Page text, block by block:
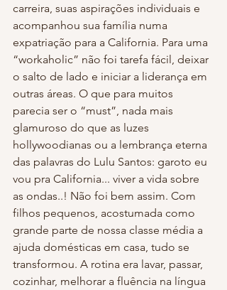
carreira, suas aspirações individuais e
acompanhou sua família numa
expatriação para a California. Para uma
“workaholic” não foi tarefa fácil, deixar
o salto de lado e iniciar a liderança em
outras áreas. O que para muitos
parecia ser o “must”, nada mais
glamuroso do que as luzes
hollywoodianas ou a lembrança eterna
das palavras do Lulu Santos: garoto eu
vou pra California... viver a vida sobre
as ondas..! Não foi bem assim. Com
filhos pequenos, acostumada como
grande parte de nossa classe média a
ajuda domésticas em casa, tudo se
transformou. A rotina era lavar, passar,
cozinhar, melhorar a fluência na língua